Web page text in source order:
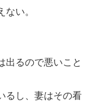
い。
出るので悪いこと
るし、妻はその看